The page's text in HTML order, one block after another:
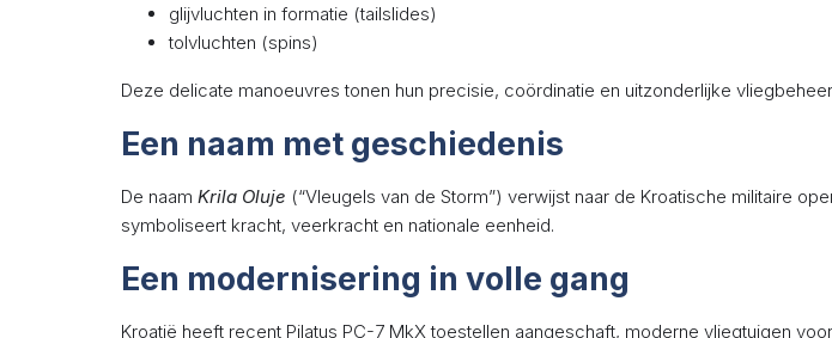
glijvluchten in formatie (tailslides)
tolvluchten (spins)
Deze delicate manoeuvres tonen hun precisie, coördinatie en uitzonderlijke
Een naam met geschiedenis
De naam Krila Oluje (“Vleugels van de Storm”) verwijst naar de Kroatische militaire
symboliseert kracht, veerkracht en nationale eenheid.
Een modernisering in volle gang
Kroatië heeft recent Pilatus PC-7 MkX toestellen aangeschaft, moderne vliegtuigen